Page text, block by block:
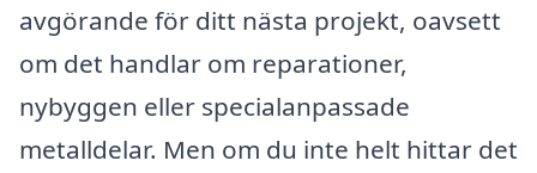
avgörande för ditt nästa projekt, oavsett
om det handlar om reparationer,
nybyggen eller specialanpassade
metalldelar. Men om du inte helt hittar det